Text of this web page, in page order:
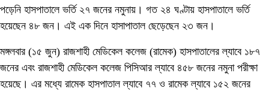
পড়েনি হাসপাতালে ভর্তি ২৭ জনের নমুনায়। গত ২৪ ঘণ্টায় হাসপাতালে ভর্তি
হয়েছেন ৪৮ জন। এই এক দিনে হাসাপাতাল ছেড়েছেন ২৩ জন।
মঙ্গলবার (১৫ জুন) রাজশাহী মেডিকেল কলেজ (রামেক) হাসপাতালের ল্যাবে ১৮৭
জনের এবং রাজশাহী মেডিকেল কলেজ পিসিআর ল্যাবে ৪৫৮ জনের নমুনা পরীক্ষা
হয়েছে। এর মধ্যে রামেক হাসপাতাল ল্যাবে ৭৭ ও রামেক ল্যাবে ১৫২ জনের